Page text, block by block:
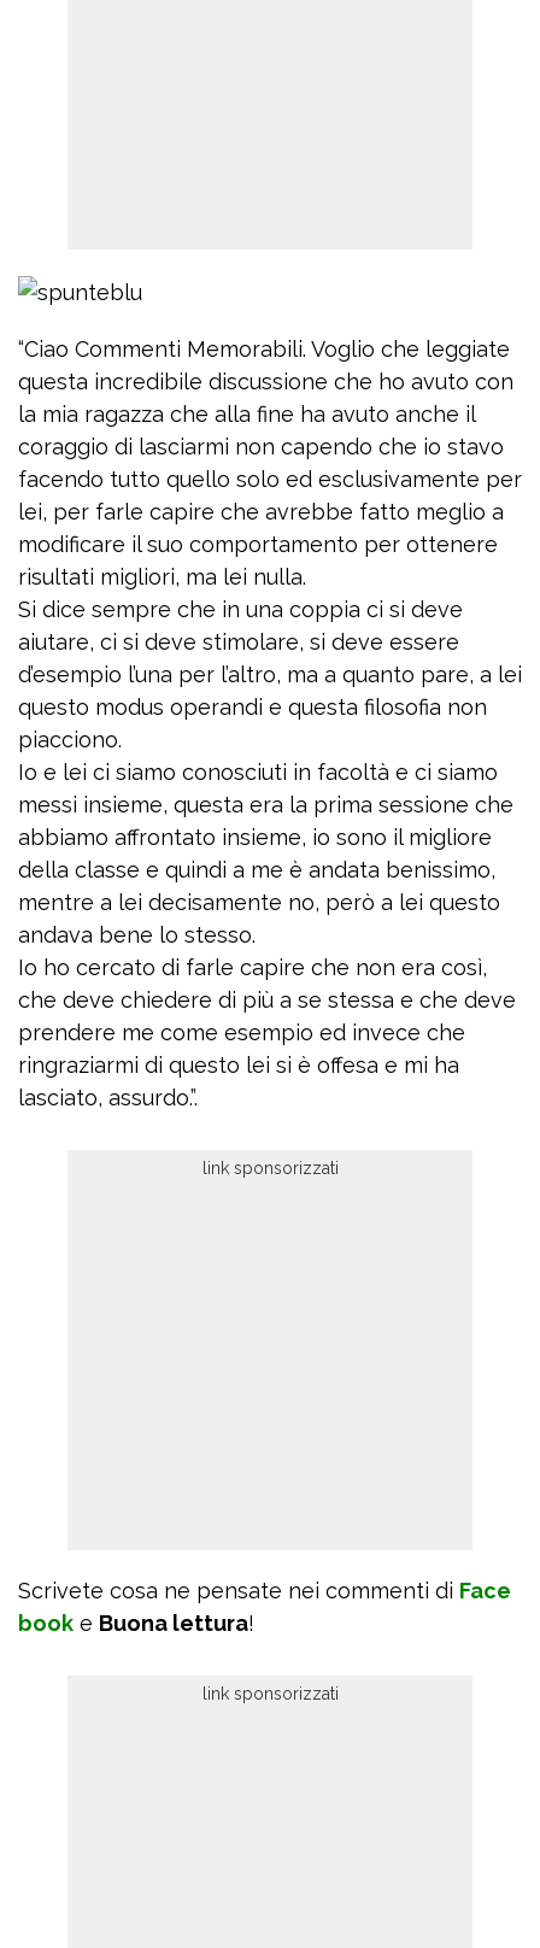
“Ciao Commenti Memorabili. Voglio che leggiate
questa incredibile discussione che ho avuto con
la mia ragazza che alla fine ha avuto anche il
coraggio di lasciarmi non capendo che io stavo
facendo tutto quello solo ed esclusivamente per
lei, per farle capire che avrebbe fatto meglio a
modificare il suo comportamento per ottenere
risultati migliori, ma lei nulla.
Si dice sempre che in una coppia ci si deve
aiutare, ci si deve stimolare, si deve essere
d’esempio l’una per l’altro, ma a quanto pare, a lei
questo modus operandi e questa filosofia non
piacciono.
Io e lei ci siamo conosciuti in facoltà e ci siamo
messi insieme, questa era la prima sessione che
abbiamo affrontato insieme, io sono il migliore
della classe e quindi a me è andata benissimo,
mentre a lei decisamente no, però a lei questo
andava bene lo stesso.
Io ho cercato di farle capire che non era così,
che deve chiedere di più a se stessa e che deve
prendere me come esempio ed invece che
ringraziarmi di questo lei si è offesa e mi ha
lasciato, assurdo.”.
Scrivete cosa ne pensate nei commenti di Face
book e Buona lettura!